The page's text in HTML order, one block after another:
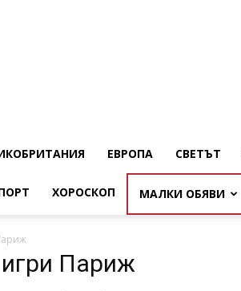
ЕВРОПА СВЕТЪТ
ХОРОСКОП МАЛКИ ОБЯВИ
Париж